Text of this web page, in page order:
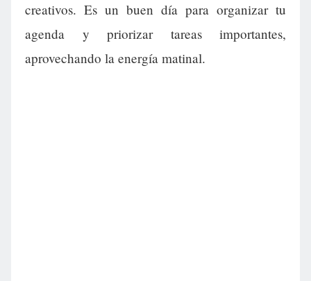
creativos. Es un buen día para organizar tu
agenda y priorizar tareas importantes,
aprovechando la energía matinal.